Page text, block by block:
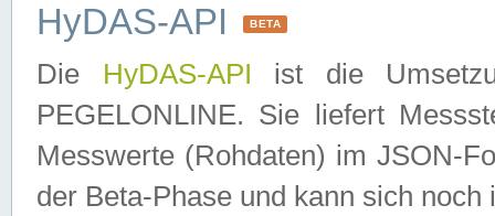
HyDAS-API BETA
Die HyDAS-API ist die
PEGELONLINE. Sie liefert
Messwerte (Rohdaten) im JSON-
der Beta-Phase und kann sich noch